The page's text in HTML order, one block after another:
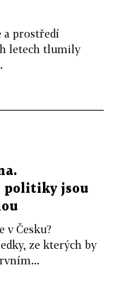
a prostředí
letech tlumily
politiky jsou
v Česku?
ze kterých by